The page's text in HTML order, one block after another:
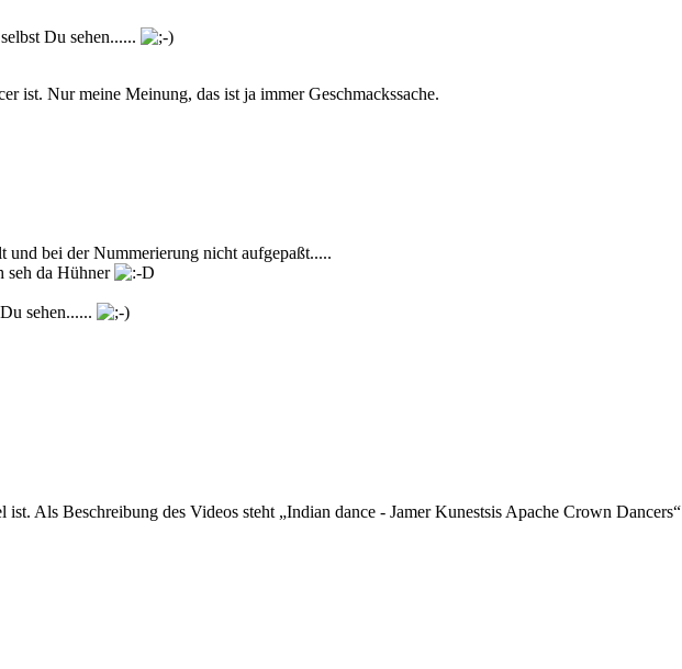
Du sehen......
ist. Nur meine Meinung, das ist ja immer Geschmackssache.
und bei der Nummerierung nicht aufgepaßt.....
seh da Hühner
sehen......
Als Beschreibung des Videos steht „Indian dance - Jamer Kunestsis Apache Crown Dancers“